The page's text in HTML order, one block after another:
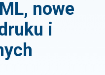
nowe
i